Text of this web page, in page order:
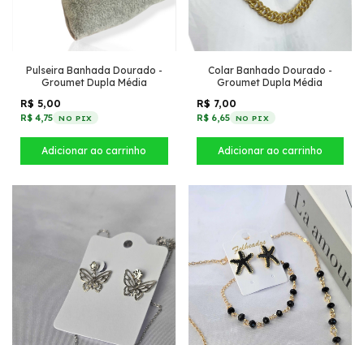
Pulseira Banhada Dourado -
Groumet Dupla Média
R$ 5,00
R$ 4,75 NO PIX
Colar Banhado Dourado -
Groumet Dupla Média
R$ 7,00
R$ 6,65 NO PIX